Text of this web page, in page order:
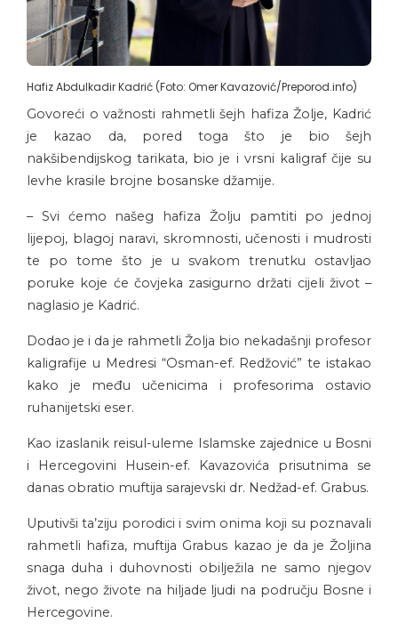
Hafiz Abdulkadir Kadrić (Foto: Omer Kavazović/Preporod.info)
Govoreći o važnosti rahmetli šejh hafiza Žolje, Kadrić
je kazao da, pored toga što je bio šejh
nakšibendijskog tarikata, bio je i vrsni kaligraf čije su
levhe krasile brojne bosanske džamije.
– Svi ćemo našeg hafiza Žolju pamtiti po jednoj
lijepoj, blagoj naravi, skromnosti, učenosti i mudrosti
te po tome što je u svakom trenutku ostavljao
poruke koje će čovjeka zasigurno držati cijeli život –
naglasio je Kadrić.
Dodao je i da je rahmetli Žolja bio nekadašnji profesor
kaligrafije u Medresi “Osman-ef. Redžović” te istakao
kako je među učenicima i profesorima ostavio
ruhanijetski eser.
Kao izaslanik reisul-uleme Islamske zajednice u Bosni
i Hercegovini Husein-ef. Kavazovića prisutnima se
danas obratio muftija sarajevski dr. Nedžad-ef. Grabus.
Uputivši ta’ziju porodici i svim onima koji su poznavali
rahmetli hafiza, muftija Grabus kazao je da je Žoljina
snaga duha i duhovnosti obilježila ne samo njegov
život, nego živote na hiljade ljudi na području Bosne i
Hercegovine.